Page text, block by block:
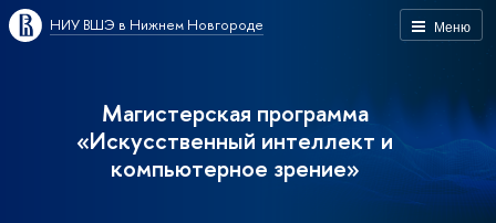
Меню
НИУ ВШЭ в Нижнем Новгороде
Магистерская программа
«Искусственный интеллект и
компьютерное зрение»